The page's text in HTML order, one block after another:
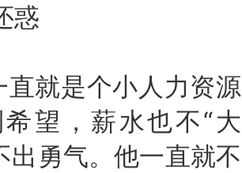
惑
就是个小人力资源
望，薪水也不“大
出勇气。他一直就不